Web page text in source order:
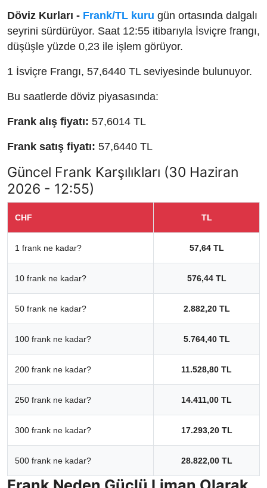
Döviz Kurları - Frank/TL kuru gün ortasında dalgalı
seyrini sürdürüyor. Saat 12:55 itibarıyla İsviçre frangı,
düşüşle yüzde 0,23 ile işlem görüyor.
1 İsviçre Frangı, 57,6440 TL seviyesinde bulunuyor.
Bu saatlerde döviz piyasasında:
Frank alış fiyatı: 57,6014 TL
Frank satış fiyatı: 57,6440 TL
Güncel Frank Karşılıkları (30 Haziran
2026 - 12:55)
CHF TL
1 frank ne kadar? 57,64 TL
10 frank ne kadar? 576,44 TL
50 frank ne kadar? 2.882,20 TL
100 frank ne kadar? 5.764,40 TL
200 frank ne kadar? 11.528,80 TL
250 frank ne kadar? 14.411,00 TL
300 frank ne kadar? 17.293,20 TL
500 frank ne kadar? 28.822,00 TL